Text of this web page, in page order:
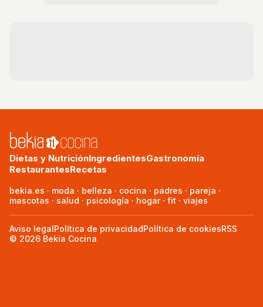
Dietas y NutriciónIngredientesGastronomía
RestaurantesRecetas
bekia.es · moda · belleza · cocina · padres · pareja ·
mascotas · salud · psicología · hogar· fit · viajes
Aviso legalPolítica de privacidadPolítica de cookiesRSS
© 2026 Bekia Cocina